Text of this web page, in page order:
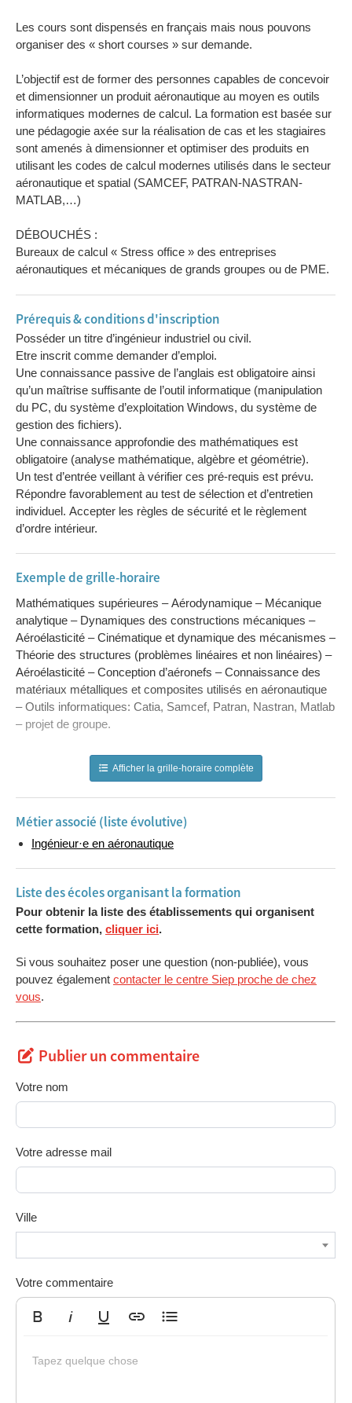
Les cours sont dispensés en français mais nous pouvons
organiser des « short courses » sur demande.
L’objectif est de former des personnes capables de concevoir
et dimensionner un produit aéronautique au moyen es outils
informatiques modernes de calcul. La formation est basée sur
une pédagogie axée sur la réalisation de cas et les stagiaires
sont amenés à dimensionner et optimiser des produits en
utilisant les codes de calcul modernes utilisés dans le secteur
aéronautique et spatial (SAMCEF, PATRAN-NASTRAN-
MATLAB,…)
DÉBOUCHÉS :
Bureaux de calcul « Stress office » des entreprises
aéronautiques et mécaniques de grands groupes ou de PME.
Prérequis & conditions d'inscription
Posséder un titre d’ingénieur industriel ou civil.
Etre inscrit comme demander d’emploi.
Une connaissance passive de l’anglais est obligatoire ainsi
qu’un maîtrise suffisante de l’outil informatique (manipulation
du PC, du système d’exploitation Windows, du système de
gestion des fichiers).
Une connaissance approfondie des mathématiques est
obligatoire (analyse mathématique, algèbre et géométrie).
Un test d’entrée veillant à vérifier ces pré-requis est prévu.
Répondre favorablement au test de sélection et d’entretien
individuel. Accepter les règles de sécurité et le règlement
d’ordre intérieur.
Exemple de grille-horaire
Mathématiques supérieures – Aérodynamique – Mécanique
analytique – Dynamiques des constructions mécaniques –
Aéroélasticité – Cinématique et dynamique des mécanismes –
Théorie des structures (problèmes linéaires et non linéaires) –
Aéroélasticité – Conception d’aéronefs – Connaissance des
matériaux métalliques et composites utilisés en aéronautique
– Outils informatiques: Catia, Samcef, Patran, Nastran, Matlab
– projet de groupe.
Afficher la grille-horaire complète
Métier associé (liste évolutive)
Ingénieur·e en aéronautique
Liste des écoles organisant la formation
Pour obtenir la liste des établissements qui organisent
cette formation, cliquer ici.
Si vous souhaitez poser une question (non-publiée), vous
pouvez également contacter le centre Siep proche de chez
vous.
Publier un commentaire
Votre nom
Votre adresse mail
Ville
Votre commentaire
Tapez quelque chose